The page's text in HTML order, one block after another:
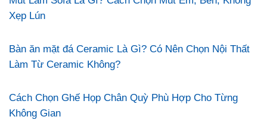
Xẹp Lún
Bàn ăn mặt đá Ceramic Là Gì? Có Nên Chọn Nội Thất
Làm Từ Ceramic Không?
Cách Chọn Ghế Họp Chân Quỳ Phù Hợp Cho Từng
Không Gian